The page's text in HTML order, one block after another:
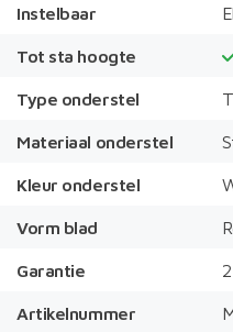
Instelbaar
Tot sta hoogte
Type onderstel
Materiaal onderstel
Kleur onderstel
Vorm blad
Garantie
Artikelnummer